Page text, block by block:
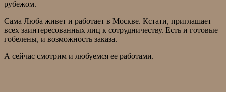
рубежом.
Сама Люба живет и работает в Москве. Кстати, приглашает
всех заинтересованных лиц к сотрудничеству. Есть и готовые
гобелены, и возможность заказа.
А сейчас смотрим и любуемся ее работами.